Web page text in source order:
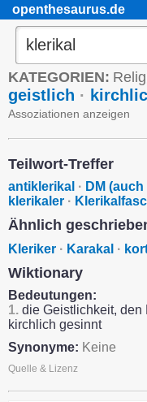
openthesaurus.de
KATEGORIEN:
geistlich ·
Assoziationen anzeigen
Teilwort-Treffer
antiklerikal · DM
klerikaler ·
Ähnlich
Kleriker · Karakal ·
Wiktionary
Bedeutungen:
1. die Geistlichkeit, den
kirchlich gesinnt
Synonyme: Keine
Quelle & Lizenz